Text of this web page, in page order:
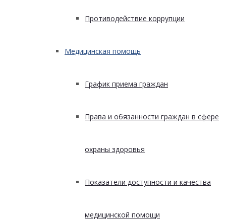
Противодействие коррупции
Медицинская помощь
График приема граждан
Права и обязанности граждан в сфере
охраны здоровья
Показатели доступности и качества
медицинской помощи